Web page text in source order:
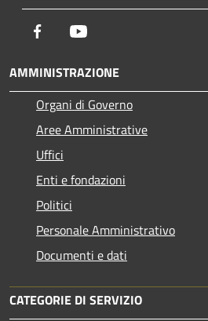
Facebook
AMMINISTRAZIONE
Organi di Governo
Aree Amministrative
Uffici
Enti e fondazioni
Politici
Personale Amministrativo
Documenti e dati
CATEGORIE DI SERVIZIO